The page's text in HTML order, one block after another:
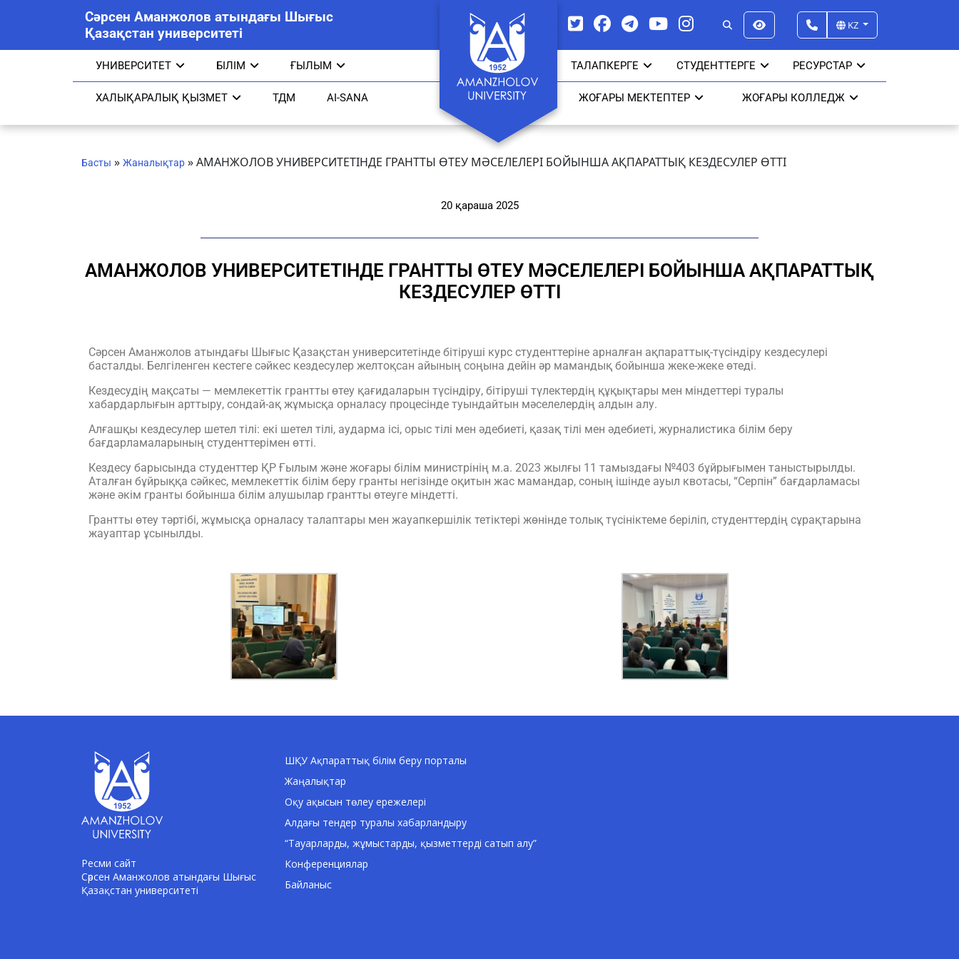
Сәрсен Аманжолов атындағы Шығыс
Қазақстан университеті
KZ
УНИВЕРСИТЕТ БІЛІМ ҒЫЛЫМ ТАЛАПКЕРГЕ СТУДЕНТТЕРГЕ РЕСУРСТАР
ХАЛЫҚАРАЛЫҚ ҚЫЗМЕТ ТДМ AI-SANA ЖОҒАРЫ МЕКТЕПТЕР ЖОҒАРЫ КОЛЛЕДЖ
Басты » Жаналықтар »АМАНЖОЛОВ УНИВЕРСИТЕТІНДЕ ГРАНТТЫ ӨТЕУ МӘСЕЛЕЛЕРІ БОЙЫНША АҚПАРАТТЫҚ КЕЗДЕСУЛЕР ӨТТІ
20 қараша 2025
АМАНЖОЛОВ УНИВЕРСИТЕТІНДЕ ГРАНТТЫ ӨТЕУ МӘСЕЛЕЛЕРІ БОЙЫНША АҚПАРАТТЫҚ
КЕЗДЕСУЛЕР ӨТТІ
Сәрсен Аманжолов атындағы Шығыс Қазақстан университетінде бітіруші курс студенттеріне арналған ақпараттық-түсіндіру кездесулері
басталды. Белгіленген кестеге сәйкес кездесулер желтоқсан айының соңына дейін әр мамандық бойынша жеке-жеке өтеді.
Кездесудің мақсаты — мемлекеттік грантты өтеу қағидаларын түсіндіру, бітіруші түлектердің құқықтары мен міндеттері туралы
хабардарлығын арттыру, сондай-ақ жұмысқа орналасу процесінде туындайтын мәселелердің алдын алу.
Алғашқы кездесулер шетел тілі: екі шетел тілі, аударма ісі, орыс тілі мен әдебиеті, қазақ тілі мен әдебиеті, журналистика білім беру
бағдарламаларының студенттерімен өтті.
Кездесу барысында студенттер ҚР Ғылым және жоғары білім министрінің м.а. 2023 жылғы 11 тамыздағы №403 бұйрығымен таныстырылды.
Аталған бұйрыққа сәйкес, мемлекеттік білім беру гранты негізінде оқитын жас мамандар, соның ішінде ауыл квотасы, “Серпін” бағдарламасы
және әкім гранты бойынша білім алушылар грантты өтеуге міндетті.
Грантты өтеу тәртібі, жұмысқа орналасу талаптары мен жауапкершілік тетіктері жөнінде толық түсініктеме беріліп, студенттердің сұрақтарына
жауаптар ұсынылды.
Ресми сайт
Сәрсен Аманжолов атындағы Шығыс
Қазақстан университеті
ШҚУ Ақпараттық білім беру порталы
Жаңалықтар
Оқу ақысын төлеу ережелері
Алдағы тендер туралы хабарландыру
“Тауарларды, жұмыстарды, қызметтерді сатып алу”
Конференциялар
Байланыс
Amanzholov University көмекшісі